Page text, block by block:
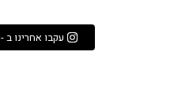
עקבו אחרינו ב - Instagram